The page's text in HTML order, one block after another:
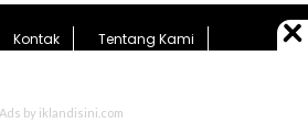
Kontak
Tentang Kami